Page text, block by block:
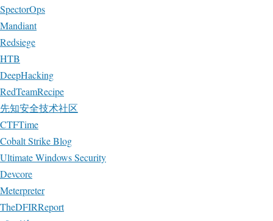
SpectorOps
Mandiant
Redsiege
HTB
DeepHacking
RedTeamRecipe
先知安全技术社区
CTFTime
Cobalt Strike Blog
Ultimate Windows Security
Devcore
Meterpreter
TheDFIRReport